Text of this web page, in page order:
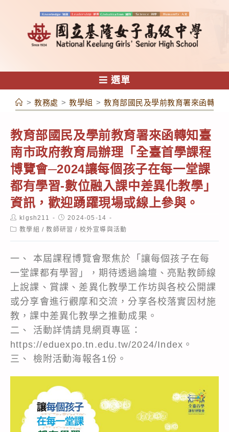
容
選單
> 教務處 > 教學組 > 教育部國民及學前教育署來函轉知
教育部國民及學前教育署來函轉知臺
南市政府教育局辦理「全臺首學課程
博覽會─2024讓每個孩子在每一堂課
都有學習-數位融入課中差異化教學」
資訊，歡迎踴躍現場或線上參與。
Post
author:
klgsh211
Post
published:
2024-05-14
Post教學組 / 教師研習 / 校外宣導與活動
一、 本屆課程博覽會聚焦於「讓每個孩子在每
一堂課都有學習」，期待透過論壇、亮點教師線
上說課、賞課、差異化教學工作坊與各校公開課
或分享會進行觀摩和交流，分享各校落實因材施
教，課中差異化教學之推動成果。
二、 活動詳情請見網頁專區：
https://eduexpo.tn.edu.tw/2024/Index。
三、 檢附活動海報各1份。